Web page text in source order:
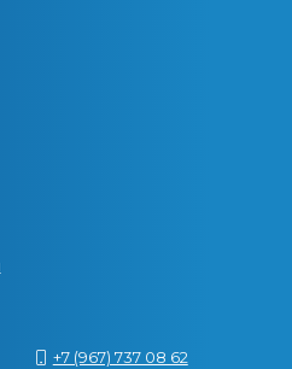
+7 (967) 737 08 62